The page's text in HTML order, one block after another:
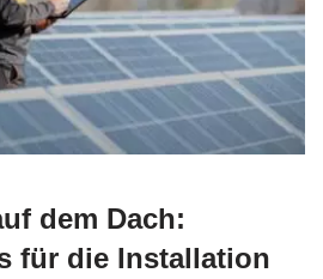
dem Dach:
für die Installation